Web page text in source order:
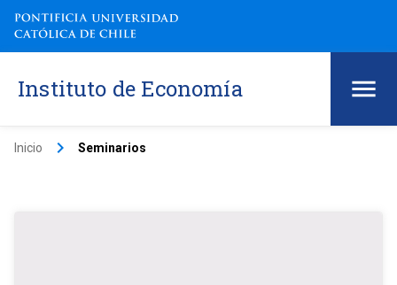
Instituto de Economía
Inicio keyboard_arrow_right Seminarios